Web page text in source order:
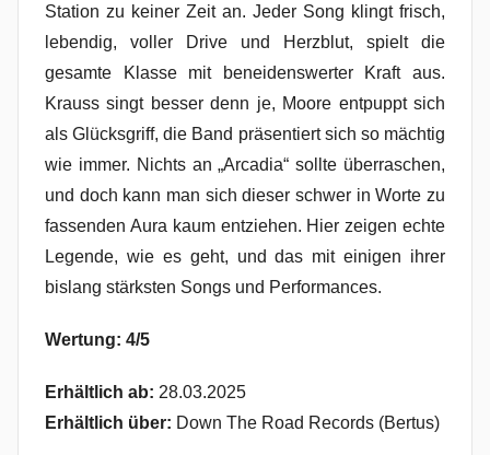
Station zu keiner Zeit an. Jeder Song klingt frisch,
lebendig, voller Drive und Herzblut, spielt die
gesamte Klasse mit beneidenswerter Kraft aus.
Krauss singt besser denn je, Moore entpuppt sich
als Glücksgriff, die Band präsentiert sich so mächtig
wie immer. Nichts an „Arcadia“ sollte überraschen,
und doch kann man sich dieser schwer in Worte zu
fassenden Aura kaum entziehen. Hier zeigen echte
Legende, wie es geht, und das mit einigen ihrer
bislang stärksten Songs und Performances.
Wertung: 4/5
Erhältlich ab: 28.03.2025
Erhältlich über: Down The Road Records (Bertus)